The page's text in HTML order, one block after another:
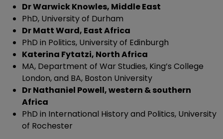
Dr Warwick Knowles, Middle East
PhD, University of Durham
Dr Matt Ward, East Africa
PhD in Politics, University of Edinburgh
Katerina Fytatzi, North Africa
MA, Department of War Studies, King’s College
London, and BA, Boston University
Dr Nathaniel Powell, western & southern
Africa
PhD in International History and Politics, University
of Rochester